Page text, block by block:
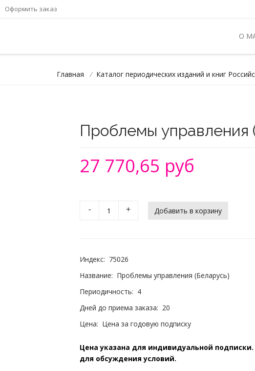
Оформить заказ
О
Главная / Каталог периодических изданий и книг
Проблемы управления
27 770,65 руб
- +
Индекс: 75026
Название: Проблемы управления (Беларусь)
Периодичность: 4
Дней до приема заказа: 20
Цена: Цена за годовую подписку
Цена указана для индивидуальной
для обсуждения условий.